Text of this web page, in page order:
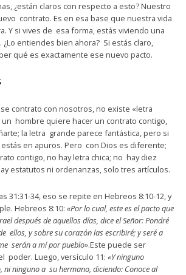
¿están claros con respecto a esto? Nuestro
contrato. Es en esa base que nuestra vida
Y si vives de esa forma, estás viviendo una
¿Lo entiendes bien ahora? Si estás claro,
qué es exactamente ese nuevo pacto.
contrato con nosotros, no existe «letra
un hombre quiere hacer un contrato contigo,
la letra grande parece fantástica, pero si
en apuros. Pero con Dios es diferente;
contigo, no hay letra chica; no hay diez
estatutos ni ordenanzas, solo tres artículos.
31:31-34, eso se repite en Hebreos 8:10-12, y
Hebreos 8:10: «Por lo cual, este es el pacto que
después de aquellos días, dice el Señor: Pondré
ellos, y sobre su corazón las escribiré; y seré a
serán a mí por pueblo».Este puede ser
poder. Luego, versículo 11: «Y ninguno
ni ninguno a su hermano, diciendo: Conoce al